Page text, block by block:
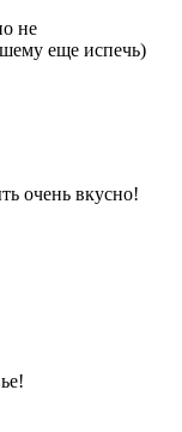
не
еще испечь)
очень вкусно!